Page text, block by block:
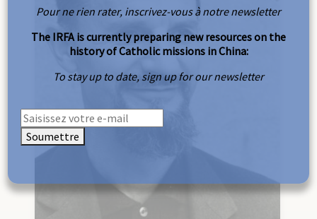
Pour ne rien rater, inscrivez-vous à notre newsletter
The IRFA is currently preparing new resources on the
history of Catholic missions in China:
To stay up to date, sign up for our newsletter
Soumettre